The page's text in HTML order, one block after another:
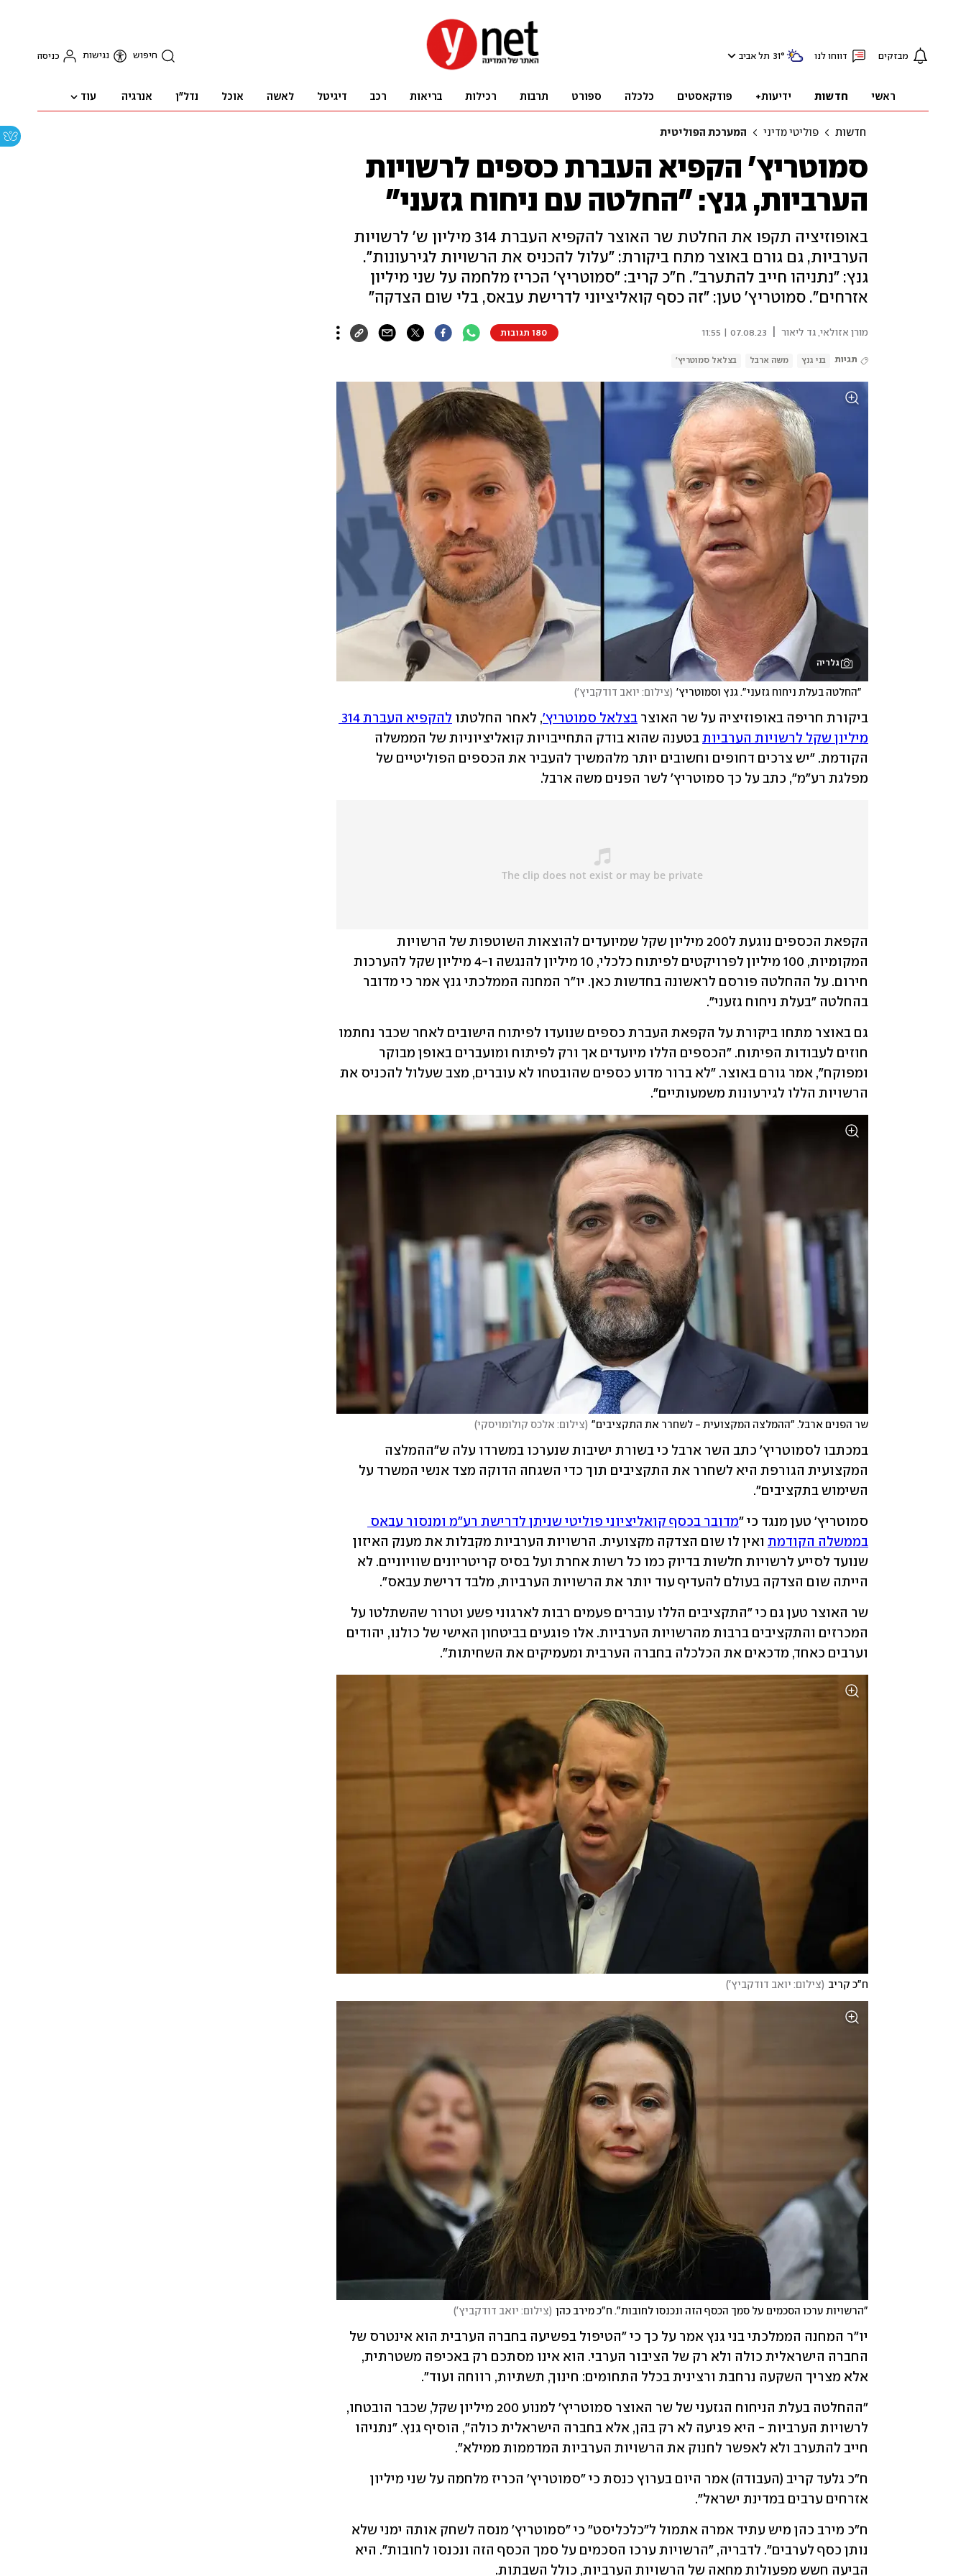
מבזקים דווחו לנו 31° תל אביב חיפוש נגישות כניסה
ראשי חדשות ידיעות+ פודקאסטים כלכלה ספורט תרבות רכילות בריאות רכב דיגיטל לאשה אוכל נדל"ן אנרגיה עוד
חדשות פוליטי מדיני המערכת הפוליטית
סמוטריץ' הקפיא העברת כספים לרשויות
הערביות, גנץ: "החלטה עם ניחוח גזעני"
באופוזיציה תקפו את החלטת שר האוצר להקפיא העברת 314 מיליון ש' לרשויות
הערביות, גם גורם באוצר מתח ביקורת: "עלול להכניס את הרשויות לגירעונות".
גנץ: "נתניהו חייב להתערב". ח"כ קריב: "סמוטריץ' הכריז מלחמה על שני מיליון
אזרחים". סמוטריץ' טען: "זה כסף קואליציוני לדרישת עבאס, בלי שום הצדקה"
מורן אזולאי גד ליאור 07.08.23 | 11:55 180 תגובות
תגיות בני גנץ משה ארבל בצלאל סמוטריץ'
גלריה
(צילום: יואב דודקביץ')
ביקורת חריפה באופוזיציה על שר האוצר בצלאל סמוטריץ', לאחר החלטתו
מיליון שקל לרשויות הערביות
מפלגת רע"מ", כתב על כך סמוטריץ' לשר הפנים משה ארבל.
בהחלטה "בעלת ניחוח גזעני".
הרשויות הללו לגירעונות משמעותיים".
שר הפנים ארבל. "ההמלצה המקצועית - לשחרר את התקציבים" (צילום: אלכס קולומויסקי)
השימוש בתקציבים".
סמוטריץ' טען מנגד כי "
בממשלה הקודמת
הייתה שום הצדקה בעולם להעדיף עוד יותר את הרשויות הערביות, מלבד דרישת עבאס".
וערבים כאחד, מדכאים את הכלכלה בחברה הערבית ומעמיקים את השחיתות".
ח"כ קריב (צילום: יואב דודקביץ')
"הרשויות ערכו הסכמים על סמך הכסף הזה ונכנסו לחובות". ח"כ מירב כהן (צילום: יואב דודקביץ')
אלא מצריך השקעה נרחבת ורצינית בכלל התחומים: חינוך, תשתיות, רווחה ועוד".
חייב להתערב ולא לאפשר לחנוק את הרשויות הערביות המדממות ממילא".
אזרחים ערבים במדינת ישראל".
הביעה חשש מפעולות מחאה של הרשויות הערביות, כולל השבתות.